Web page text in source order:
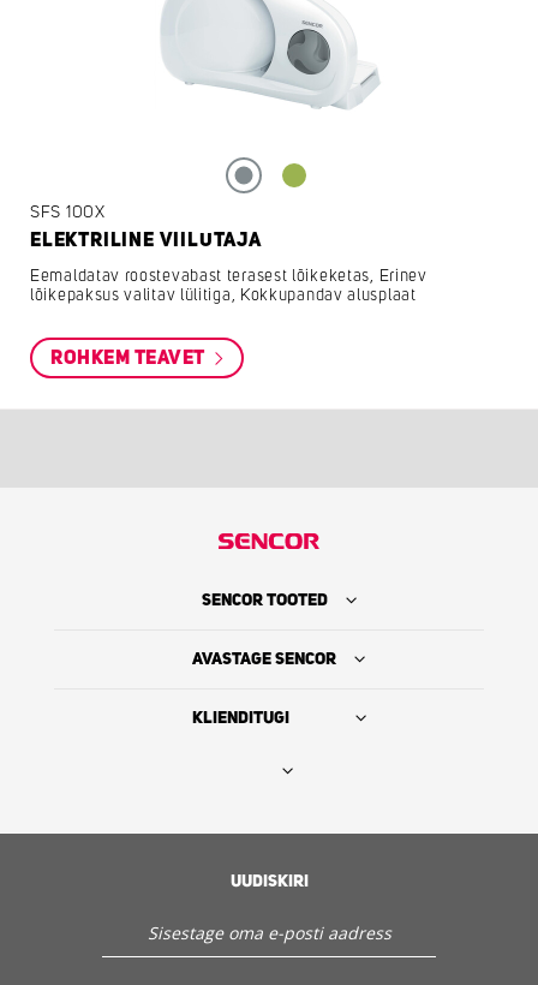
SFS 100X
ELEKTRILINE VIILUTAJA
Eemaldatav roostevabast terasest lõikeketas, Erinev
lõikepaksus valitav lülitiga, Kokkupandav alusplaat
ROHKEM TEAVET
SENCOR TOOTED
AVASTAGE SENCOR
KLIENDITUGI
UUDISKIRI